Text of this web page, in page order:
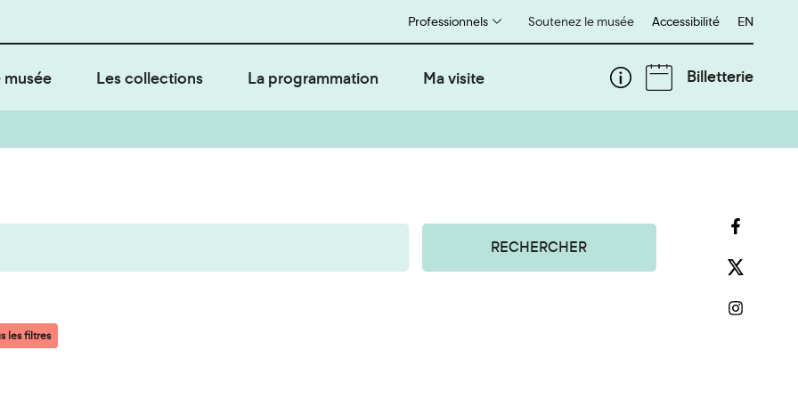
Soutenez le musée
Professionnels Accessibilité English
EN
musée Les collections La programmation Ma visite Billetterie
RECHERCHER
les filtres